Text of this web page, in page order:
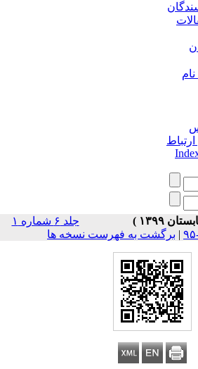
جلد ۶ شماره ۱
|برگشت به فهرست نسخه ها